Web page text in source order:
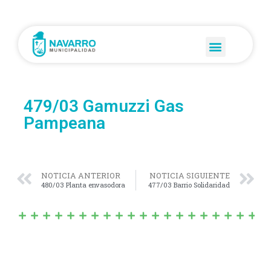
479/03 Gamuzzi Gas
Pampeana
NOTICIA ANTERIOR
480/03 Planta envasodora
NOTICIA SIGUIENTE
477/03 Barrio Solidaridad